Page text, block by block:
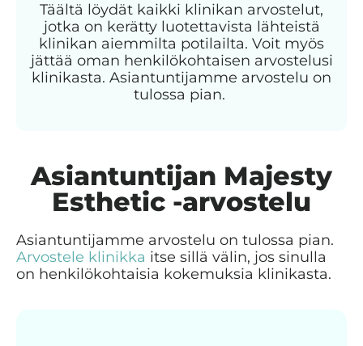
Täältä löydät kaikki klinikan arvostelut,
jotka on kerätty luotettavista lähteistä
klinikan aiemmilta potilailta. Voit myös
jättää oman henkilökohtaisen arvostelusi
klinikasta. Asiantuntijamme arvostelu on
tulossa pian.
Asiantuntijan Majesty
Esthetic -arvostelu
Asiantuntijamme arvostelu on tulossa pian.
Arvostele klinikka itse sillä välin, jos sinulla
on henkilökohtaisia kokemuksia klinikasta.